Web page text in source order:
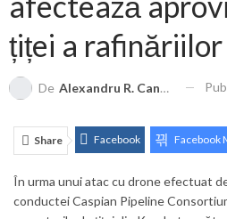
țiței a rafinăriilor
De Alexandru R. Cantemir
Share Facebook Facebook
În urma unui atac cu drone efectuat
conductei Caspian Pipeline